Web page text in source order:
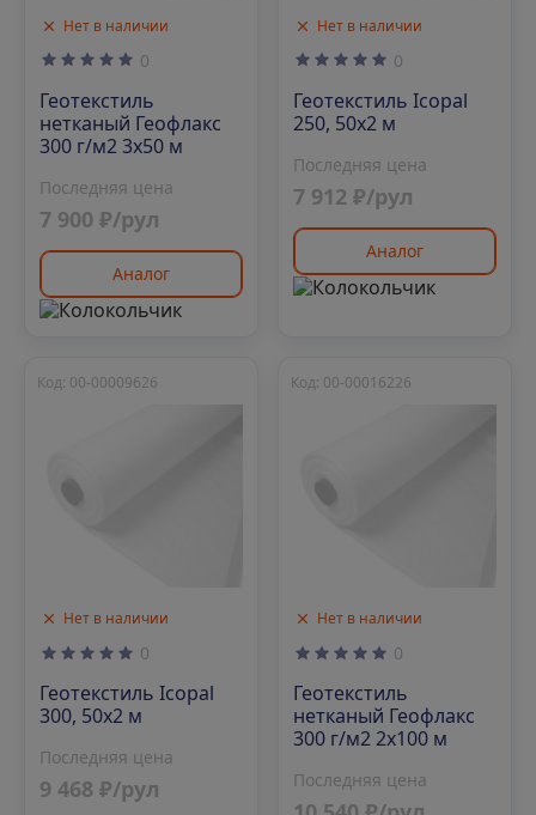
Нет в наличии
0
Геотекстиль
нетканый Геофлакс
300 г/м2 3x50 м
Последняя цена
7 900 ₽/рул
Аналог
Нет в наличии
0
Геотекстиль Icopal
250, 50х2 м
Последняя цена
7 912 ₽/рул
Аналог
Нет в наличии
Код: 00-00009626
0
Геотекстиль Icopal
300, 50х2 м
Последняя цена
9 468 ₽/рул
Нет в наличии
Код: 00-00016226
0
Геотекстиль
нетканый Геофлакс
300 г/м2 2x100 м
Последняя цена